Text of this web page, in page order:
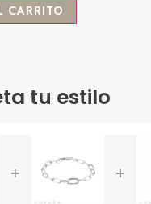
CARRITO
tu estilo
+ +